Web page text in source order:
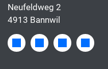
Neufeldweg 2
4913 Bannwil